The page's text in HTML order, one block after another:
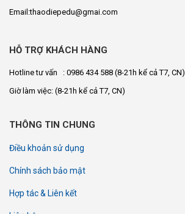
Email:thaodiepedu@gmai.com
HỖ TRỢ KHÁCH HÀNG
Hotline tư vấn : 0986 434 588 (8-21h kể cả T7, CN)
Giờ làm việc: (8-21h kể cả T7, CN)
THÔNG TIN CHUNG
Điều khoản sử dụng
Chính sách bảo mật
Hợp tác & Liên kết